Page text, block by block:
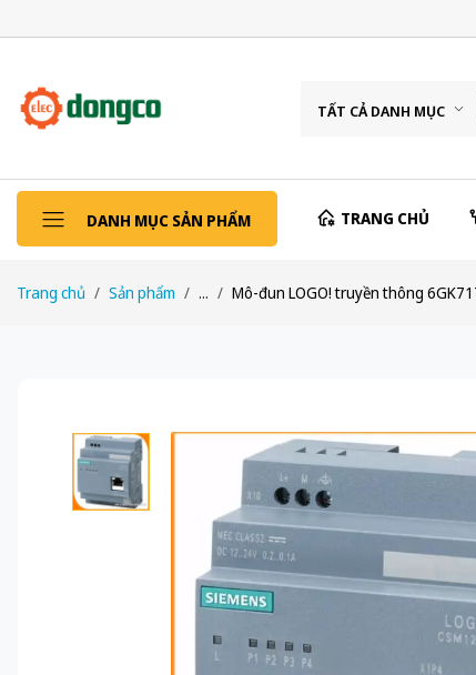
TẤT CẢ DANH MỤC
DANH MỤC SẢN PHẨM TRANG CHỦ
Trang chủ Sản phẩm ... Mô-đun LOGO! truyền thông